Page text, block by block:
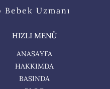
Uzmanı
HIZLI MENÜ
ANASAYFA
HAKKIMDA
BASINDA